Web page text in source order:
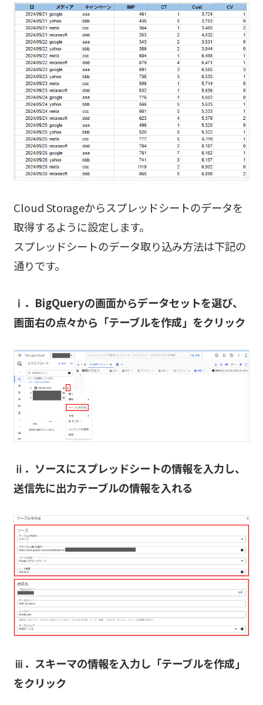
Cloud Storageからスプレッドシートのデータを
取得するように設定します。
スプレッドシートのデータ取り込み方法は下記の
通りです。
ⅰ．BigQueryの画面からデータセットを選び、
画面右の点々から「テーブルを作成」をクリック
ⅱ．ソースにスプレッドシートの情報を入力し、
送信先に出力テーブルの情報を入れる
ⅲ．スキーマの情報を入力し「テーブルを作成」
をクリック